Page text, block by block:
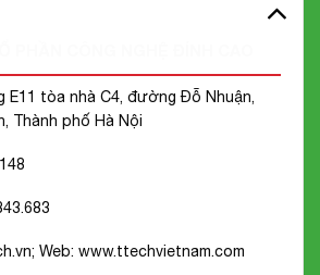
E11 tòa nhà C4, đường Đỗ Nhuận,
Thành phố Hà Nội
Web: www.ttechvietnam.com